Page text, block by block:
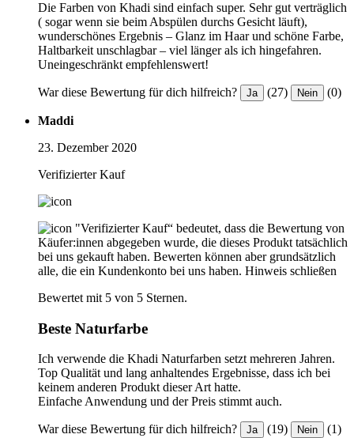
Die Farben von Khadi sind einfach super. Sehr gut verträglich
( sogar wenn sie beim Abspülen durchs Gesicht läuft),
wunderschönes Ergebnis – Glanz im Haar und schöne Farbe,
Haltbarkeit unschlagbar – viel länger als ich hingefahren.
Uneingeschränkt empfehlenswert!
War diese Bewertung für dich hilfreich? Ja (27) Nein (0)
Maddi
23. Dezember 2020
Verifizierter Kauf
"Verifizierter Kauf“ bedeutet, dass die Bewertung von
Käufer:innen abgegeben wurde, die dieses Produkt tatsächlich
bei uns gekauft haben. Bewerten können aber grundsätzlich
alle, die ein Kundenkonto bei uns haben. Hinweis schließen
Bewertet mit 5 von 5 Sternen.
Beste Naturfarbe
Ich verwende die Khadi Naturfarben setzt mehreren Jahren.
Top Qualität und lang anhaltendes Ergebnisse, dass ich bei
keinem anderen Produkt dieser Art hatte.
Einfache Anwendung und der Preis stimmt auch.
War diese Bewertung für dich hilfreich? Ja (19) Nein (1)